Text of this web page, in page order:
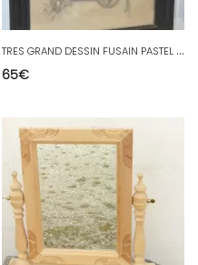
T
RES GRAND DESSIN FUSAIN PASTEL FILEUSE LAINE belle COIFFE XIXe NIII Signé
65€